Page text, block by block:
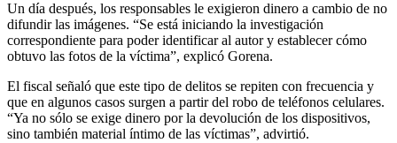
Un día después, los responsables le exigieron dinero a cambio de no
difundir las imágenes. “Se está iniciando la investigación
correspondiente para poder identificar al autor y establecer cómo
obtuvo las fotos de la víctima”, explicó Gorena.
El fiscal señaló que este tipo de delitos se repiten con frecuencia y
que en algunos casos surgen a partir del robo de teléfonos celulares.
“Ya no sólo se exige dinero por la devolución de los dispositivos,
sino también material íntimo de las víctimas”, advirtió.